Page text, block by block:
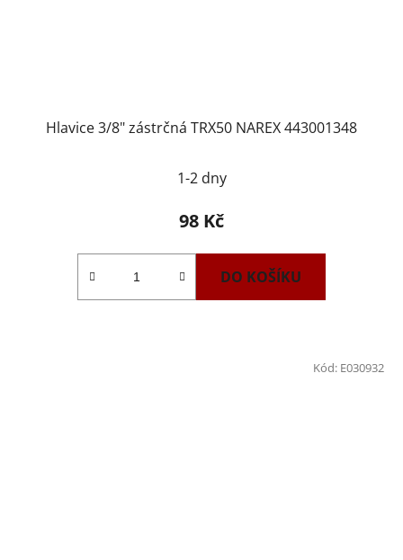
Hlavice 3/8" zástrčná TRX50 NAREX 443001348
1-2 dny
98 Kč
DO KOŠÍKU
Kód: E030932